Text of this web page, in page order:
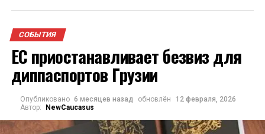
Состояние здоровья 93-летнего главы Церкви
резко ухудшилось в ночь на 17 марта: он был
доставлен в Кавказский медицинский центр с
массивным внутренним кровотечением. Илиа
Второй скончался в больнице около девяти
СОБЫТИЯ
ЕС приостанавливает безвиз для
диппаспортов Грузии
Опубликовано 6 месяцев назад обновлён
12 февраля, 2026
Автор:
NewCaucasus